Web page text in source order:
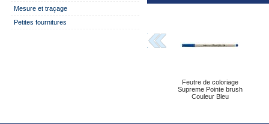
Mesure et traçage
Petites fournitures
Feutre de coloriage
Supreme Pointe brush
Couleur Bleu